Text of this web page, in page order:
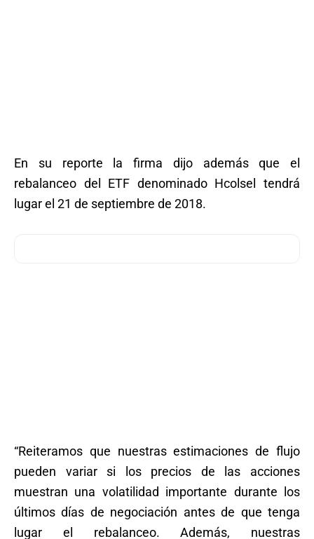
En su reporte la firma dijo además que el
rebalanceo del ETF denominado Hcolsel tendrá
lugar el 21 de septiembre de 2018.
“Reiteramos que nuestras estimaciones de flujo
pueden variar si los precios de las acciones
muestran una volatilidad importante durante los
últimos días de negociación antes de que tenga
lugar el rebalanceo. Además, nuestras